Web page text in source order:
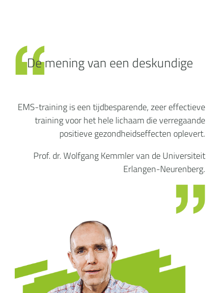
EMS-training is een tijdbesparende, zeer effectieve
training voor het hele lichaam die verregaande
positieve gezondheidseffecten oplevert.
Prof. dr. Wolfgang Kemmler van de Universiteit
Erlangen-Neurenberg.
De mening van een deskundige